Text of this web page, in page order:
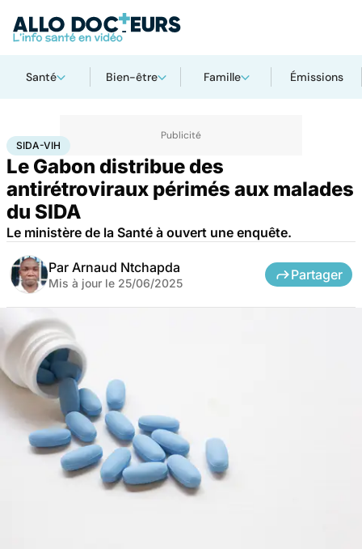
Santé Bien-être Famille Émissions
AccueilSanté Sida-VIH
SIDA-VIH
Le Gabon distribue des
antirétroviraux périmés aux malades
du SIDA
Le ministère de la Santé à ouvert une enquête.
Par Arnaud Ntchapda
Mis à jour le 25/06/2025
Partager